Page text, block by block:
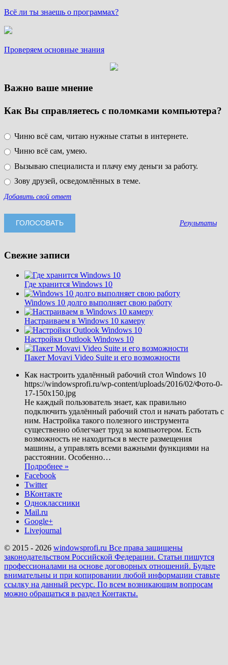
Всё ли ты знаешь о программах?
Проверяем основные знания
Важно ваше мнение
Как Вы справляетесь с поломками компьютера?
Чиню всё сам, читаю нужные статьи в интернете.
Чиню всё сам, умею.
Вызываю специалиста и плачу ему деньги за работу.
Зову друзей, осведомлённых в теме.
Добавить свой ответ
Результаты
Свежие записи
Где хранится Windows 10
Windows 10 долго выполняет свою работу
Настраиваем в Windows 10 камеру
Настройки Outlook Windows 10
Пакет Movavi Video Suite и его возможности
Как настроить удалённый рабочий стол Windows 10
https://windowsprofi.ru/wp-content/uploads/2016/02/Фото-0-
17-150x150.jpg
Не каждый пользователь знает, как правильно
подключить удалённый рабочий стол и начать работать с
ним. Настройка такого полезного инструмента
существенно облегчает труд за компьютером. Есть
возможность не находиться в месте размещения
машины, а управлять всеми важными функциями на
расстоянии. Особенно…
Подробнее »
Facebook
Twitter
ВКонтакте
Одноклассники
Mail.ru
Google+
Livejournal
© 2015 - 2026 windowsprofi.ru Все права защищены
законодательством Российской Федерации. Статьи пишутся
профессионалами на основе договорных отношений. Будьте
внимательны и при копировании любой информации ставьте
ссылку на данный ресурс. По всем возникающим вопросам
можно обращаться в раздел Контакты.